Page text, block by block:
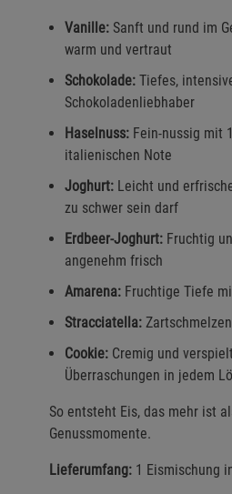
Vanille: Sanft und rund im
warm und vertraut
Schokolade: Tiefes,
Schokoladenliebhaber
Haselnuss: Fein-nussig mit
italienischen Note
Joghurt: Leicht und
zu schwer sein darf
Erdbeer-Joghurt: Fruchtig
angenehm frisch
Amarena: Fruchtige Tiefe
Stracciatella:
Cookie: Cremig und
Überraschungen in jedem
So entsteht Eis, das mehr ist
Genussmomente.
Lieferumfang: 1 Eismischung